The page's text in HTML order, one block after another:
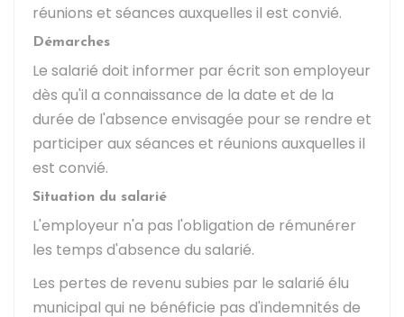
réunions et séances auxquelles il est convié.
Démarches
Le salarié doit informer par écrit son employeur
dès qu'il a connaissance de la date et de la
durée de l'absence envisagée pour se rendre et
participer aux séances et réunions auxquelles il
est convié.
Situation du salarié
L'employeur n'a pas l'obligation de rémunérer
les temps d'absence du salarié.
Les pertes de revenu subies par le salarié élu
municipal qui ne bénéficie pas d'indemnités de